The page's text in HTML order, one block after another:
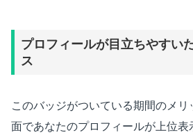
プロフィールが目立ちやすい
ス
このバッジがついている期間のメ
面であなたのプロフィールが上位表